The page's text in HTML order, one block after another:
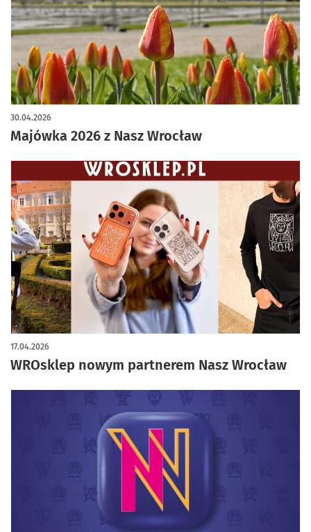
Majówka 2026 z Nasz Wrocław
30.04.2026
WROsklep nowym partnerem Nasz Wrocław
17.04.2026